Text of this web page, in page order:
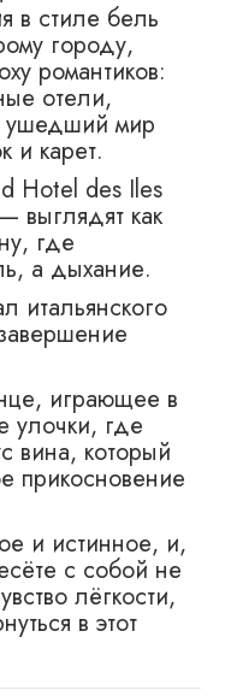
в стиле бель
городу,
романтиков:
отели,
ушедший мир
и карет.
Hotel des Iles
выглядят как
где
а дыхание.
итальянского
играющее в
улочки, где
вина, который
прикосновение
и истинное, и,
с собой не
лёгкости,
в этот